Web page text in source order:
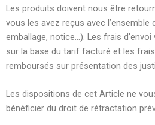
Les produits doivent nous être
vous les avez reçus avec
emballage, notice…). Les frais
sur la base du tarif facturé et les
remboursés sur présentation des
Les dispositions de cet Article ne
bénéficier du droit de rétractation